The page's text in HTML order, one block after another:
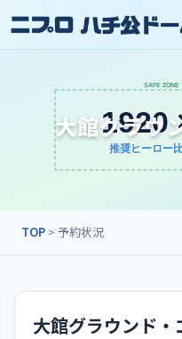
大館グラウ
TOP > 予約状況
大館グラウンド・